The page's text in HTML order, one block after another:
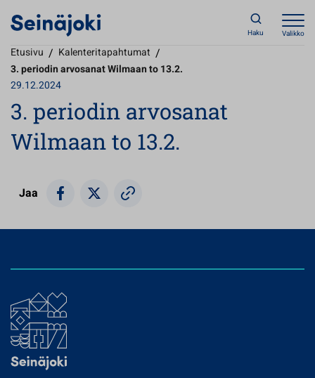
Haku Valikko
Etusivu / Kalenteritapahtumat /
3. periodin arvosanat Wilmaan to 13.2.
29.12.2024
3. periodin arvosanat
Wilmaan to 13.2.
Jaa